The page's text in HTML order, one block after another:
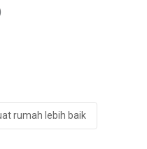
rumah lebih baik